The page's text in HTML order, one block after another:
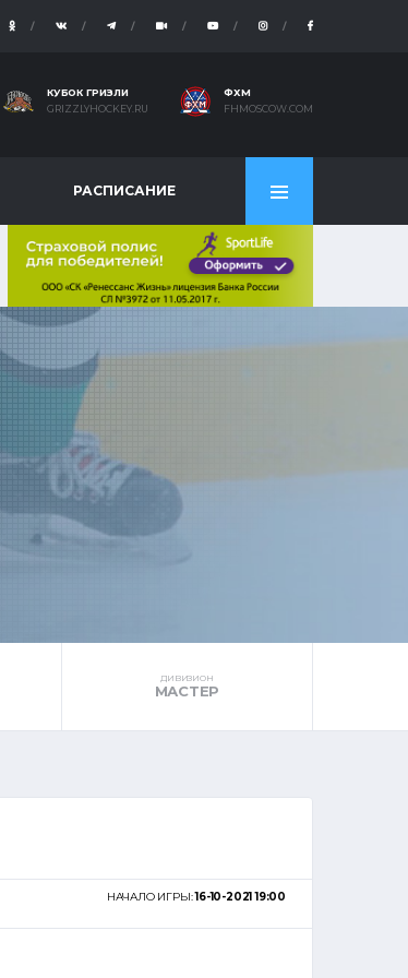
КУБОК ГРИЗЛИ
GRIZZLYHOCKEY.RU
ФХМ
FHMOSCOW.COM
РАСПИСАНИЕ
ДИВИЗИОН
МАСТЕР
НАЧАЛО ИГРЫ:16-10-2021 19:00